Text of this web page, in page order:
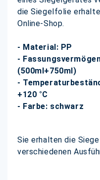
die Siegelfolie
Online-Shop.
- Material: PP
-
(500ml+750ml)
-
+120 °C
- Farbe: schwarz
Sie erhalten die
verschiedenen